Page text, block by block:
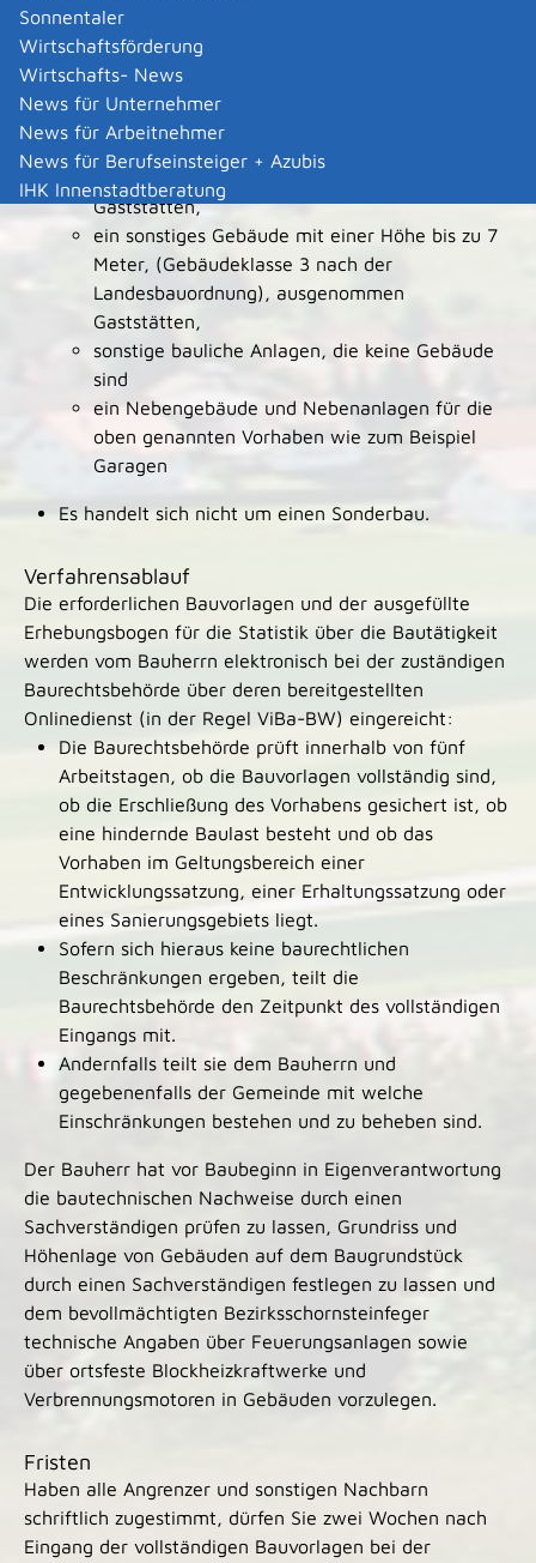
Sonnentaler
Wirtschaftsförderung
Wirtschafts- News
News für Unternehmer
News für Arbeitnehmer
News für Berufseinsteiger + Azubis
IHK Innenstadtberatung
Landesbauordnung),
ein Gebäude mit einer Höhe bis zu 7 Meter und
nicht mehr als zwei Nutzungseinheiten von
insgesamt nicht mehr als 400
(Gebäudeklasse 2 nach der
Landesbauordnung), ausgenommen
Gaststätten,
ein sonstiges Gebäude mit einer Höhe bis zu 7
Meter, (Gebäudeklasse 3 nach der
Landesbauordnung), ausgenommen
Gaststätten,
sonstige bauliche Anlagen, die keine Gebäude
sind
ein Nebengebäude und Nebenanlagen für die
oben genannten Vorhaben wie zum Beispiel
Garagen
Es handelt sich nicht um einen Sonderbau.
Verfahrensablauf
Die erforderlichen Bauvorlagen und der ausgefüllte
Erhebungsbogen für die Statistik über die Bautätigkeit
werden vom Bauherrn elektronisch bei der zuständigen
Baurechtsbehörde über deren bereitgestellten
Onlinedienst (in der Regel ViBa-BW) eingereicht:
Die Baurechtsbehörde prüft innerhalb von fünf
Arbeitstagen, ob die Bauvorlagen vollständig sind,
ob die Erschließung des Vorhabens gesichert ist, ob
eine hindernde Baulast besteht und ob das
Vorhaben im Geltungsbereich einer
Entwicklungssatzung, einer Erhaltungssatzung oder
eines Sanierungsgebiets liegt.
Sofern sich hieraus keine baurechtlichen
Beschränkungen ergeben, teilt die
Baurechtsbehörde den Zeitpunkt des vollständigen
Eingangs mit.
Andernfalls teilt sie dem Bauherrn und
gegebenenfalls der Gemeinde mit welche
Einschränkungen bestehen und zu beheben sind.
Der Bauherr hat vor Baubeginn in Eigenverantwortung
die bautechnischen Nachweise durch einen
Sachverständigen prüfen zu lassen, Grundriss und
Höhenlage von Gebäuden auf dem Baugrundstück
durch einen Sachverständigen festlegen zu lassen und
dem bevollmächtigten Bezirksschornsteinfeger
technische Angaben über Feuerungsanlagen sowie
über ortsfeste Blockheizkraftwerke und
Verbrennungsmotoren in Gebäuden vorzulegen.
Fristen
Haben alle Angrenzer und sonstigen Nachbarn
schriftlich zugestimmt, dürfen Sie zwei Wochen nach
Eingang der vollständigen Bauvorlagen bei der